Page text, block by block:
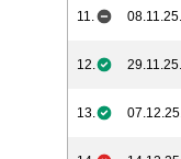
11. 08.11.25.
12. 29.11.25.
13.